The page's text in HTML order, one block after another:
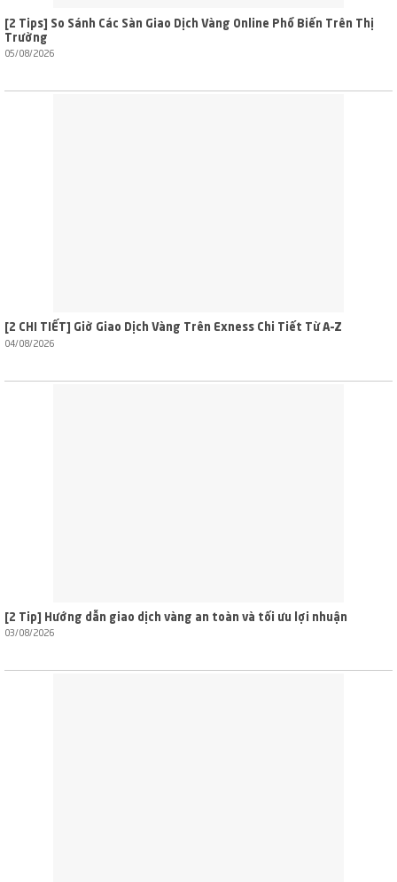
[2 Tips] So Sánh Các Sàn Giao Dịch Vàng Online Phổ Biến Trên Thị
Trường
05/08/2026
[2 CHI TIẾT] Giờ Giao Dịch Vàng Trên Exness Chi Tiết Từ A–Z
04/08/2026
[2 Tip] Hướng dẫn giao dịch vàng an toàn và tối ưu lợi nhuận
03/08/2026